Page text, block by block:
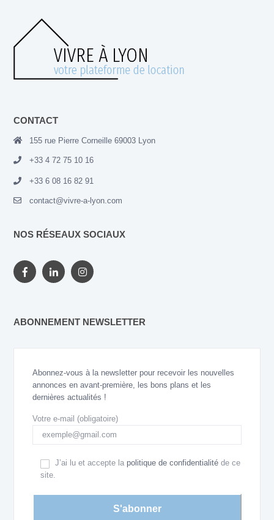
CONTACT
155 rue Pierre Corneille 69003 Lyon
+33 4 72 75 10 16
+33 6 08 16 82 91
contact@vivre-a-lyon.com
NOS RÉSEAUX SOCIAUX
ABONNEMENT NEWSLETTER
Abonnez-vous à la newsletter pour recevoir les nouvelles
annonces en avant-première, les bons plans et les
dernières actualités !
Votre e-mail (obligatoire)
J’ai lu et accepte la politique de confidentialité de ce
site.